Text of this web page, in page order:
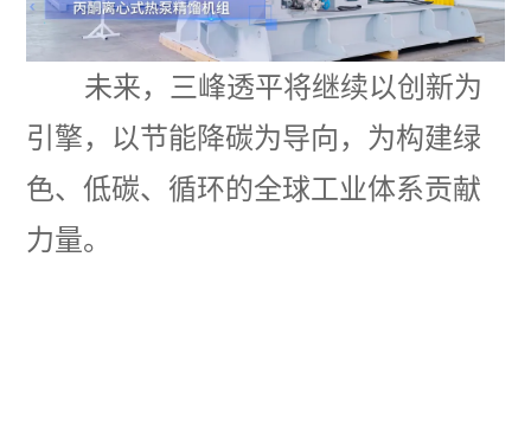
未来，三峰透平将继续以创新为
引擎，以节能降碳为导向，为构建绿
色、低碳、循环的全球工业体系贡献
力量。